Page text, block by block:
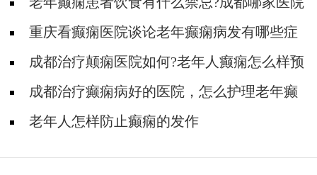
看癫痫病好?
重庆看癫痫医院谈论老年癫痫病发有哪些症
状?​成都治疗颠痫医院如何?老年人癫痫怎么样预
防骨折?
成都治疗癫痫病好的医院，怎么护理老年癫
痫？老年人怎样防止癫痫的发作